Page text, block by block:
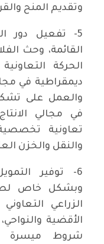
وتقديم المنح
5- تفعيل دور
القائمة، وحث
الحركة
ديمقراطية في
والعمل على
في مجالي
تعاونية
والنقل والخزن
6- توفير
وبشكل خاص
الزراعي
الأقضية
شروط ميسرة